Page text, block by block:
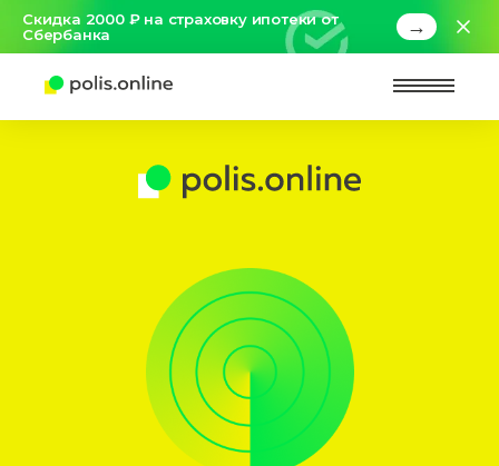
Скидка 2000 ₽ на страховку ипотеки от
Сбербанка
→